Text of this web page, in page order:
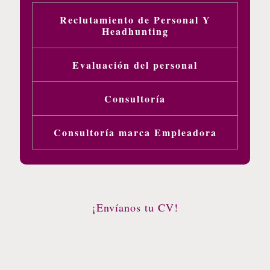
Reclutamiento de Personal Y
Headhunting
Evaluación del personal
Consultoría
Consultoría marca Empleadora
¡Envíanos tu CV!